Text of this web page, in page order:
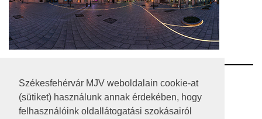
Székesfehérvár MJV weboldalain cookie-at
(sütiket) használunk annak érdekében, hogy
felhasználóink oldallátogatási szokásairól
RSS
A HONLAP 2017.03.31-I ÁLLAPOTA